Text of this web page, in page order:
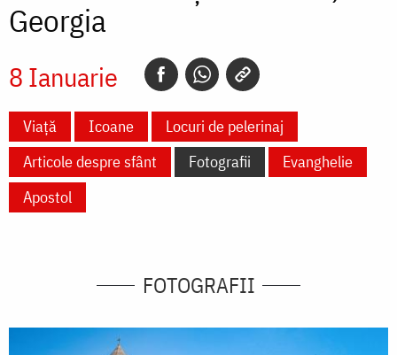
Georgia
8 Ianuarie
Viață Icoane
Locuri de pelerinaj
Articole despre sfânt
Fotografii
Evanghelie
Apostol
FOTOGRAFII